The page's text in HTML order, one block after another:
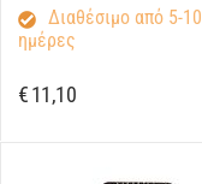
Διαθέσιμο από 5-10
ημέρες
€11,10